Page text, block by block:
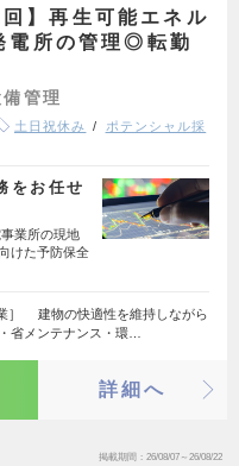
】再生可能エネル
電所の管理◎転勤
管理
土日祝休み
ポテンシャル採
をお任せ
業所の現地
けた予防保全
］ 建物の快適性を維持しながら
省メンテナンス・環…
詳細へ
掲載期間 26/08/07～26/08/22